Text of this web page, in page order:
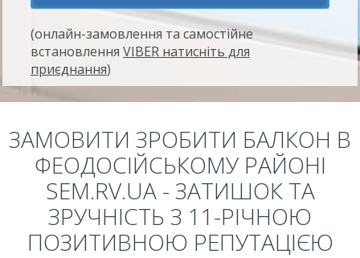
(онлайн-замовлення та самостійне
встановлення VIBER натисніть для
приєднання)
ЗАМОВИТИ ЗРОБИТИ БАЛКОН В
ФЕОДОСІЙСЬКОМУ РАЙОНІ
SEM.RV.UA - ЗАТИШОК ТА
ЗРУЧНІСТЬ З 11-РІЧНОЮ
ПОЗИТИВНОЮ РЕПУТАЦІЄЮ